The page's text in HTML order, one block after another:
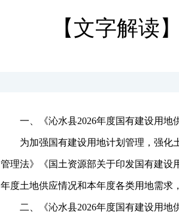
【文字解读
一、《沁水县2026年度国有建设用
为加强国有建设用地计划管理，强化
管理法》《国土资源部关于印发国有建设
年度土地供应情况和本年度各类用地需求
二、《沁水县2026年度国有建设用